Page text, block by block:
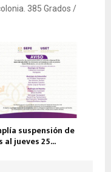
385 Grados /
suspensión de
al jueves 25...